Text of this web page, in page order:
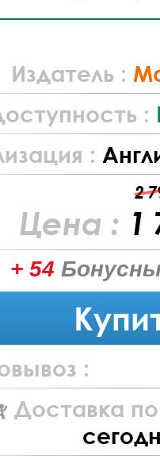
Издатель :
:
:
2
Цена : 1
+ 54
:
Доставка